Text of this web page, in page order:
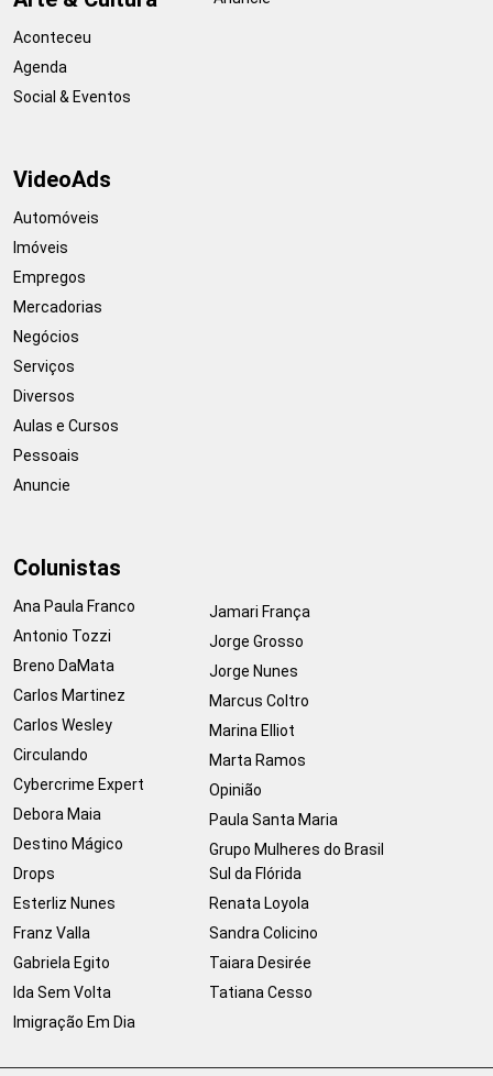
Aconteceu
Agenda
Social & Eventos
VideoAds
Automóveis
Imóveis
Empregos
Mercadorias
Negócios
Serviços
Diversos
Aulas e Cursos
Pessoais
Anuncie
Colunistas
Ana Paula Franco
Antonio Tozzi
Breno DaMata
Carlos Martinez
Carlos Wesley
Circulando
Cybercrime Expert
Debora Maia
Destino Mágico
Drops
Esterliz Nunes
Franz Valla
Gabriela Egito
Ida Sem Volta
Imigração Em Dia
Jamari França
Jorge Grosso
Jorge Nunes
Marcus Coltro
Marina Elliot
Marta Ramos
Opinião
Paula Santa Maria
Grupo Mulheres do Brasil
Sul da Flórida
Renata Loyola
Sandra Colicino
Taiara Desirée
Tatiana Cesso